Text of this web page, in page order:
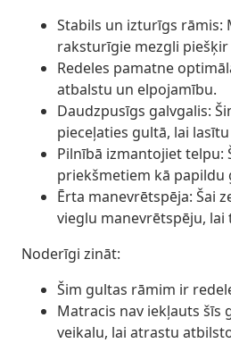
Stabils un izturīgs rāmis:
raksturīgie mezgli
Redeles pamatne
atbalstu un elpojamību.
Daudzpusīgs galvgalis:
pieceļaties gultā, lai
Pilnībā izmantojiet telpu:
priekšmetiem kā papildu
Ērta manevrētspēja: Šai
vieglu manevrētspēju,
Noderīgi zināt:
Šim gultas rāmim ir
Matracis nav iekļauts šīs
veikalu, lai atrastu